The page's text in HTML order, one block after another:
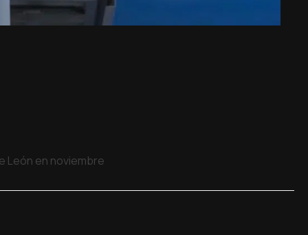
León en noviembre